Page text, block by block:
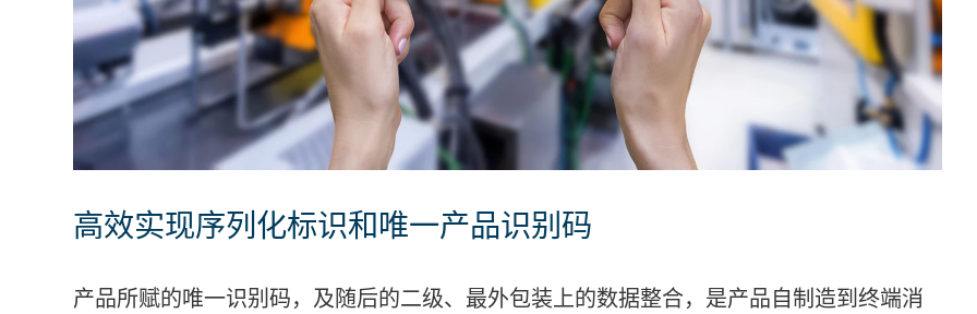
高效实现序列化标识和唯一产品识别码
产品所赋的唯一识别码，及随后的二级、最外包装上的数据整合，是产品自制造到终端消